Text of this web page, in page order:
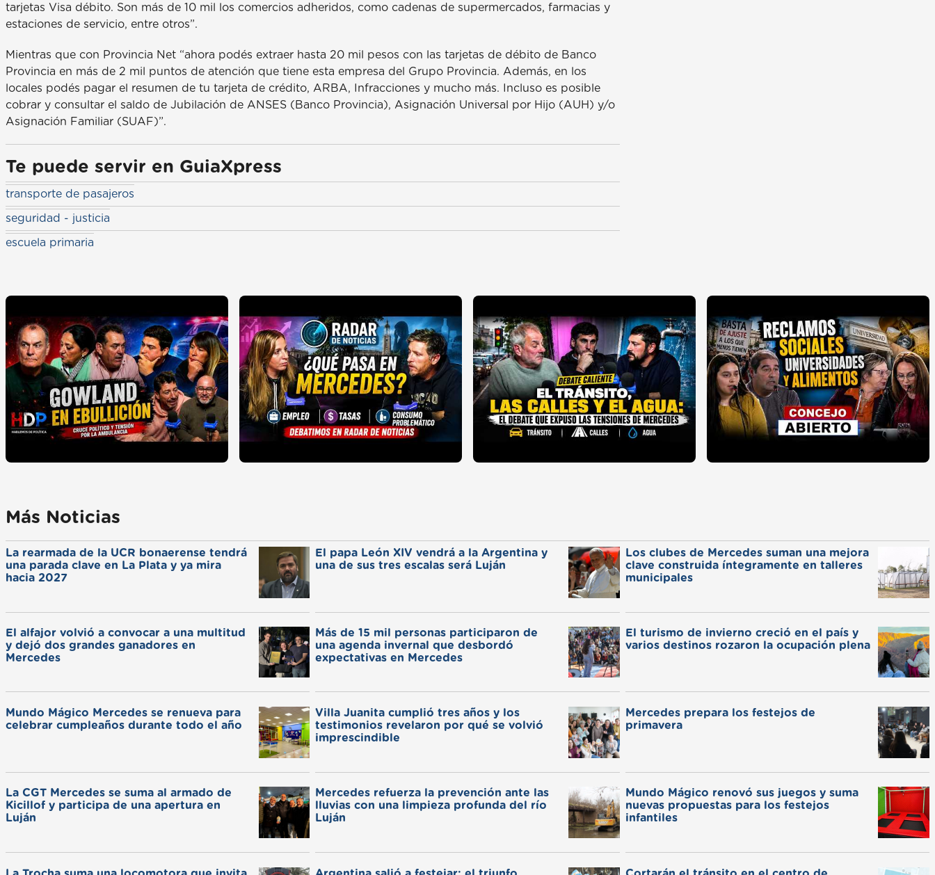
tarjetas Visa débito. Son más de 10 mil los comercios adheridos, como cadenas de supermercados, farmacias y
estaciones de servicio, entre otros”.
Mientras que con Provincia Net “ahora podés extraer hasta 20 mil pesos con las tarjetas de débito de Banco
Provincia en más de 2 mil puntos de atención que tiene esta empresa del Grupo Provincia. Además, en los
locales podés pagar el resumen de tu tarjeta de crédito, ARBA, Infracciones y mucho más. Incluso es posible
cobrar y consultar el saldo de Jubilación de ANSES (Banco Provincia), Asignación Universal por Hijo (AUH) y/o
Asignación Familiar (SUAF)”.
Te puede servir en GuiaXpress
transporte de pasajeros
seguridad - justicia
escuela primaria
Más Noticias
La rearmada de la UCR bonaerense tendrá
una parada clave en La Plata y ya mira
hacia 2027
El papa León XIV vendrá a la Argentina y
una de sus tres escalas será Luján
Los clubes de Mercedes suman una mejora
clave construida íntegramente en talleres
municipales
El alfajor volvió a convocar a una multitud
y dejó dos grandes ganadores en
Mercedes
Más de 15 mil personas participaron de
una agenda invernal que desbordó
expectativas en Mercedes
El turismo de invierno creció en el país y
varios destinos rozaron la ocupación plena
Mundo Mágico Mercedes se renueva para
celebrar cumpleaños durante todo el año
Villa Juanita cumplió tres años y los
testimonios revelaron por qué se volvió
imprescindible
Mercedes prepara los festejos de
primavera
La CGT Mercedes se suma al armado de
Kicillof y participa de una apertura en
Luján
Mercedes refuerza la prevención ante las
lluvias con una limpieza profunda del río
Luján
Mundo Mágico renovó sus juegos y suma
nuevas propuestas para los festejos
infantiles